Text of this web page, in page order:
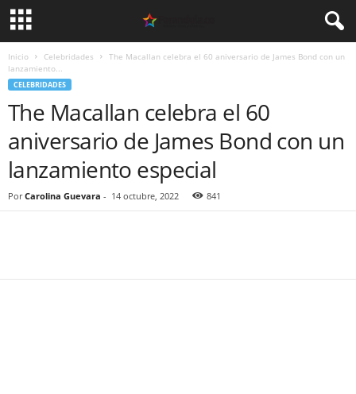
Inicio Celebridades
The Macallan celebra el 60 aniversario de James Bond con un
lanzamiento...
CELEBRIDADES
The Macallan celebra el 60
aniversario de James Bond con un
lanzamiento especial
Por Carolina Guevara - 14 octubre, 2022 841